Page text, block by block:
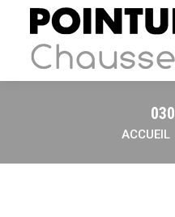
Vous
ACCUEIL